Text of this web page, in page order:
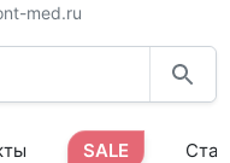
med.ru
SALE